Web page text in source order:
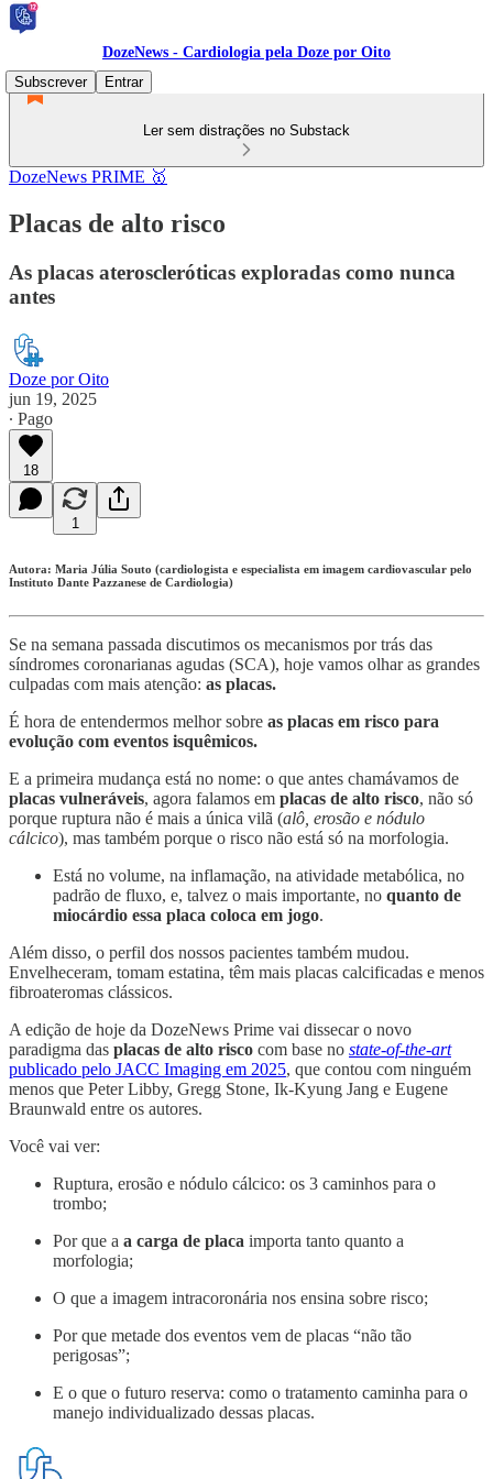
DozeNews - Cardiologia pela Doze por Oito
Subscrever
Entrar
Ler sem distrações no Substack
DozeNews PRIME 🥇
Placas de alto risco
As placas ateroscleróticas exploradas como nunca
antes
Doze por Oito
jun 19, 2025
∙ Pago
18
1
Autora: Maria Júlia Souto (cardiologista e especialista em imagem cardiovascular pelo
Instituto Dante Pazzanese de Cardiologia)
Se na semana passada discutimos os mecanismos por trás das
síndromes coronarianas agudas (SCA), hoje vamos olhar as grandes
culpadas com mais atenção: as placas.
É hora de entendermos melhor sobre as placas em risco para
evolução com eventos isquêmicos.
E a primeira mudança está no nome: o que antes chamávamos de
placas vulneráveis, agora falamos em placas de alto risco, não só
porque ruptura não é mais a única vilã (alô, erosão e nódulo
cálcico), mas também porque o risco não está só na morfologia.
Está no volume, na inflamação, na atividade metabólica, no
padrão de fluxo, e, talvez o mais importante, no quanto de
miocárdio essa placa coloca em jogo.
Além disso, o perfil dos nossos pacientes também mudou.
Envelheceram, tomam estatina, têm mais placas calcificadas e menos
fibroateromas clássicos.
A edição de hoje da DozeNews Prime vai dissecar o novo
paradigma das placas de alto risco com base no state-of-the-art
publicado pelo JACC Imaging em 2025, que contou com ninguém
menos que Peter Libby, Gregg Stone, Ik-Kyung Jang e Eugene
Braunwald entre os autores.
Você vai ver:
Ruptura, erosão e nódulo cálcico: os 3 caminhos para o
trombo;
Por que a a carga de placa importa tanto quanto a
morfologia;
O que a imagem intracoronária nos ensina sobre risco;
Por que metade dos eventos vem de placas “não tão
perigosas”;
E o que o futuro reserva: como o tratamento caminha para o
manejo individualizado dessas placas.